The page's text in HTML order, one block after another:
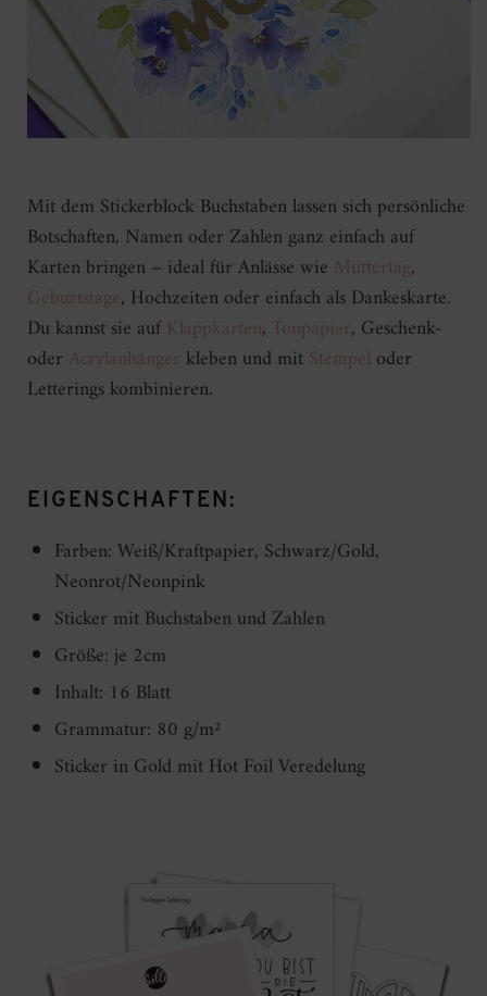
Mit dem Stickerblock Buchstaben lassen sich persönliche
Botschaften, Namen oder Zahlen ganz einfach auf
Karten bringen – ideal für Anlässe wie Muttertag,
Geburtstage, Hochzeiten oder einfach als Dankeskarte.
Du kannst sie aufKlappkarten, Tonpapier, Geschenk-
oder Acrylanhänger kleben und mitStempel oder
Letterings kombinieren.
EIGENSCHAFTEN:
Farben: Weiß/Kraftpapier, Schwarz/Gold,
Neonrot/Neonpink
Sticker mit Buchstaben und Zahlen
Größe: je 2cm
Inhalt: 16 Blatt
Grammatur: 80 g/m²
Sticker in Gold mit Hot Foil Veredelung